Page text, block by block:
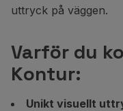
uttryck på väggen.
Varför du
Kontur:
Unikt visuellt